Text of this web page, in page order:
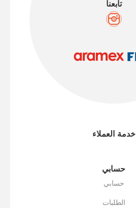
تابعنا
خدمة العملاء
حسابي
حسابي
الطلبات